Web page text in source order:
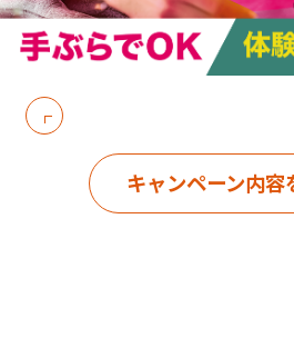
キャンペーン内容